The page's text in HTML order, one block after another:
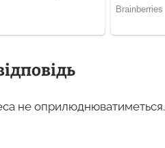
не оприлюднюватиметься.